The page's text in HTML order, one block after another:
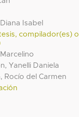
Isabel
compilador(es) o
Yanelli Daniela
Rocío del Carmen